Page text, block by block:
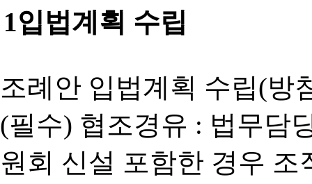
1입법계획 수립
조례안 입법계획 수립(방
(필수) 협조경유 : 법무담
원회 신설 포함한 경우